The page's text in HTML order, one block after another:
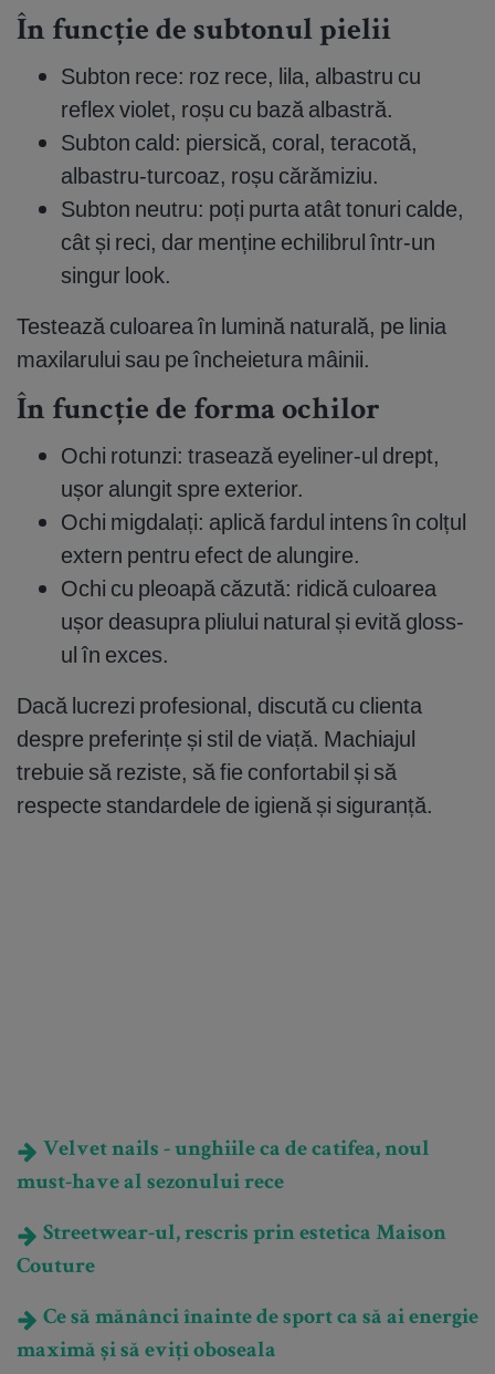
În funcție de subtonul pielii
Subton rece: roz rece, lila, albastru cu
reflex violet, roșu cu bază albastră.
Subton cald: piersică, coral, teracotă,
albastru-turcoaz, roșu cărămiziu.
Subton neutru: poți purta atât tonuri calde,
cât și reci, dar menține echilibrul într-un
singur look.
Testează culoarea în lumină naturală, pe linia
maxilarului sau pe încheietura mâinii.
În funcție de forma ochilor
Ochi rotunzi: trasează eyeliner-ul drept,
ușor alungit spre exterior.
Ochi migdalați: aplică fardul intens în colțul
extern pentru efect de alungire.
Ochi cu pleoapă căzută: ridică culoarea
ușor deasupra pliului natural și evită gloss-
ul în exces.
Dacă lucrezi profesional, discută cu clienta
despre preferințe și stil de viață. Machiajul
trebuie să reziste, să fie confortabil și să
respecte standardele de igienă și siguranță.
Velvet nails - unghiile ca de catifea, noul
must-have al sezonului rece
Streetwear-ul, rescris prin estetica Maison
Couture
Ce să mănânci înainte de sport ca să ai energie
maximă și să eviți oboseala